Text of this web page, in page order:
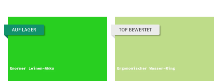
AUF LAGER TOP BEWERTET